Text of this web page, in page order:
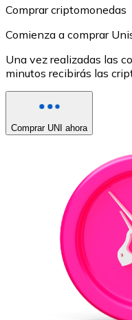
Comprar criptomonedas
Comienza a comprar
Una vez realizadas las
minutos recibirás las
Comprar UNI ahora